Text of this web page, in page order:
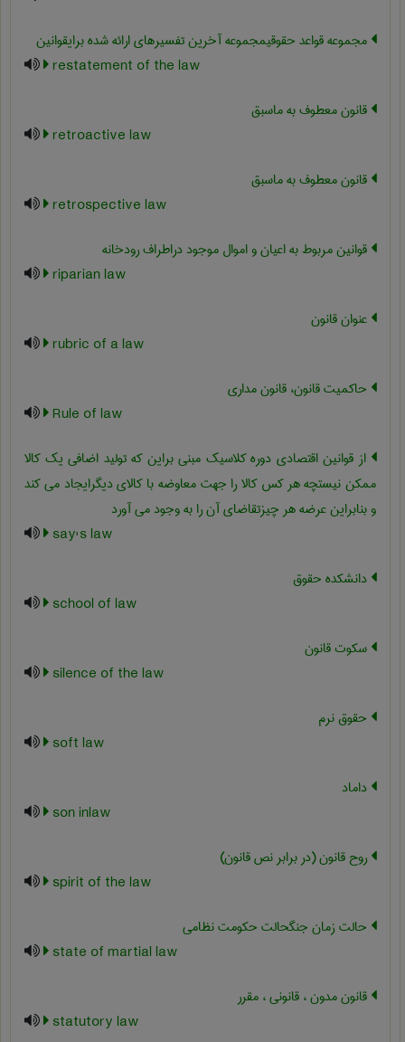
مجموعه قواعد حقوقیمجموعه آخرین تفسیرهای ارائه شده برایقوانین
restatement of the law
قانون معطوف به ماسبق
retroactive law
قانون معطوف به ماسبق
retrospective law
قوانین مربوط به اعیان و اموال موجود دراطراف رودخانه
riparian law
عنوان قانون
rubric of a law
حاکمیت قانون، قانون مداری
Rule of law
از قوانین اقتصادی دوره کلاسیک مبنی براین که تولید اضافی یک کالا
ممکن نیستچه هر کس کالا را جهت معاوضه با کالای دیگرایجاد می کند
و بنابراین عرضه هر چیزتقاضای آن را به وجود می آورد
say's law
دانشکده حقوق
school of law
سکوت قانون
silence of the law
حقوق نرم
soft law
داماد
son inlaw
روح قانون (در برابر نص قانون)
spirit of the law
حالت زمان جنگحالت حکومت نظامی
state of martial law
قانون مدون ، قانونی ، مقرر
statutory law